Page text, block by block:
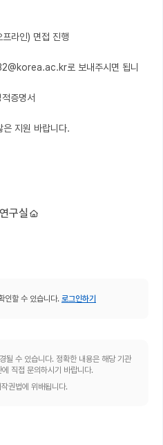
라인) 면접 진행
로 보내주시면 됩니
증명서
은 지원 바랍니다.
구실
인할 수 있습니다. 로그인하기
될 수 있습니다. 정확한 내용은 해당 기관
직접 문의하시기 바랍니다.
권법에 위배됩니다.